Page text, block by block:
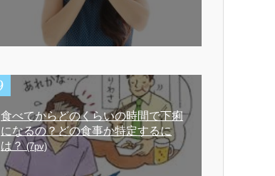
食べてからどのくらいの時間で下痢
になるの？どの食事か特定するに
は？(7pv)